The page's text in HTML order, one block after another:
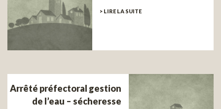
> LIRE LA SUITE
Arrêté préfectoral gestion
de l’eau – sécheresse